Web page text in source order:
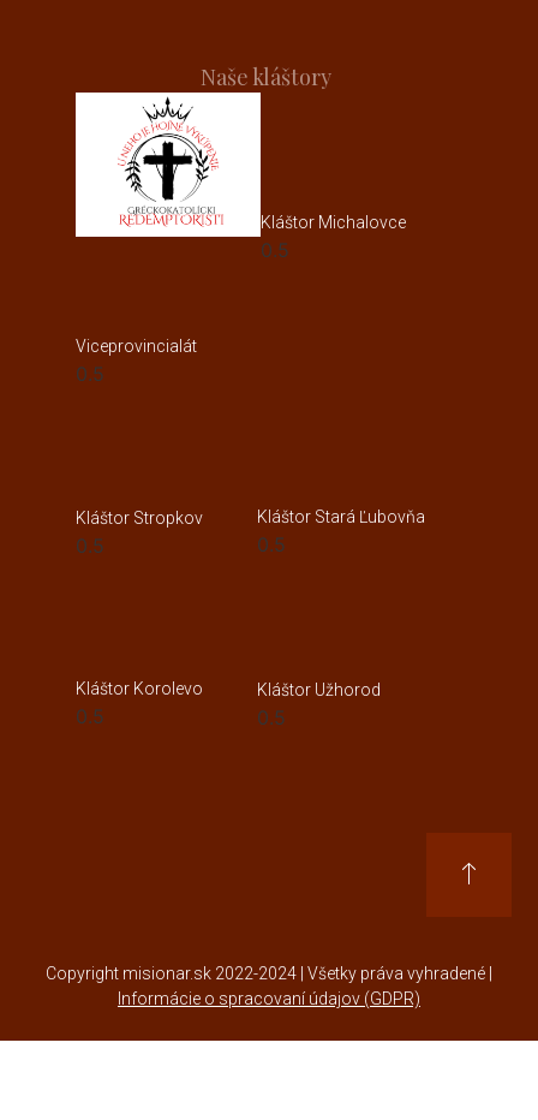
Naše kláštory
Viceprovincialát
Kláštor Michalovce
Kláštor Stropkov Kláštor Stará Ľubovňa
Kláštor Korolevo Kláštor Užhorod
Copyright misionar.sk 2022-2024 | Všetky práva vyhradené |
Informácie o spracovaní údajov (GDPR)